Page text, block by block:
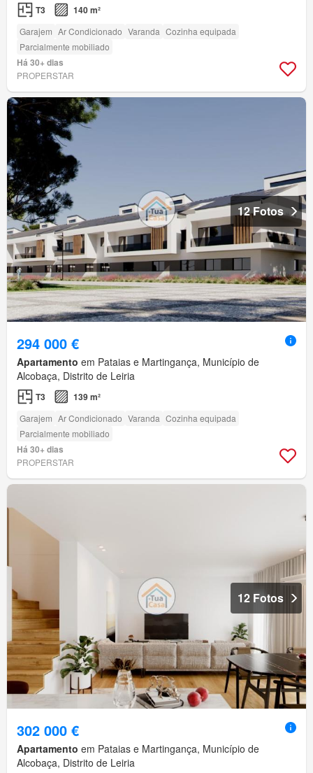
T3 140 m²
Garajem Ar Condicionado Varanda Cozinha equipada
Parcialmente mobiliado
Há 30+ dias
PROPERSTAR
12 Fotos
294 000 €
Apartamento em Pataias e Martingança, Município de
Alcobaça, Distrito de Leiria
T3 139 m²
Garajem Ar Condicionado Varanda Cozinha equipada
Parcialmente mobiliado
Há 30+ dias
PROPERSTAR
12 Fotos
302 000 €
Apartamento em Pataias e Martingança, Município de
Alcobaça, Distrito de Leiria